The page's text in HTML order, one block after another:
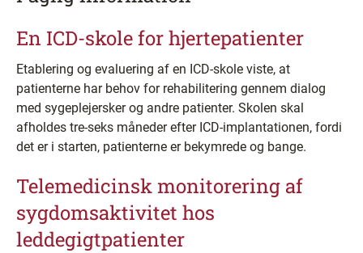
En ICD-skole for hjertepatienter
Etablering og evaluering af en ICD-skole viste, at
patienterne har behov for rehabilitering gennem dialog
med sygeplejersker og andre patienter. Skolen skal
afholdes tre-seks måneder efter ICD-implantationen, fordi
det er i starten, patienterne er bekymrede og bange.
Telemedicinsk monitorering af
sygdomsaktivitet hos
leddegigtpatienter